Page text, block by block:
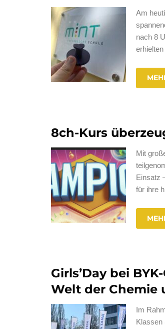
Am
nach 8
8ch-Kurs
Mit
Einsatz
für ihre
Girls’Day bei
Welt der Chemie
Im
Klassen